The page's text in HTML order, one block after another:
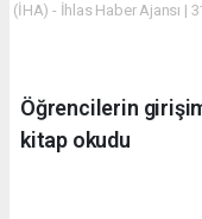
(İHA) - İhlas Haber Ajansı |
Öğrencilerin
kitap okudu